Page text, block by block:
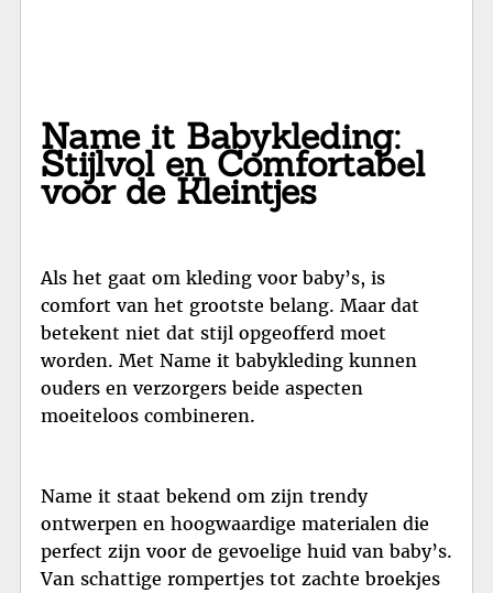
Name it Babykleding:
Stijlvol en Comfortabel
voor de Kleintjes
Als het gaat om kleding voor baby’s, is
comfort van het grootste belang. Maar dat
betekent niet dat stijl opgeofferd moet
worden. Met Name it babykleding kunnen
ouders en verzorgers beide aspecten
moeiteloos combineren.
Name it staat bekend om zijn trendy
ontwerpen en hoogwaardige materialen die
perfect zijn voor de gevoelige huid van baby’s.
Van schattige rompertjes tot zachte broekjes